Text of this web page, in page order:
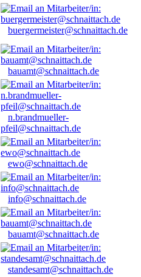
buergermeister@schnaittach.de
bauamt@schnaittach.de
n.brandmueller-
pfeil@schnaittach.de
ewo@schnaittach.de
info@schnaittach.de
bauamt@schnaittach.de
standesamt@schnaittach.de